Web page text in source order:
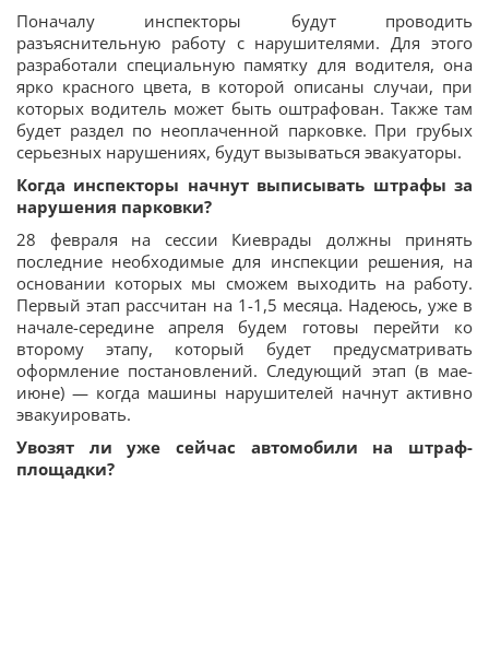
Поначалу инспекторы будут проводить
разъяснительную работу с нарушителями. Для этого
разработали специальную памятку для водителя, она
ярко красного цвета, в которой описаны случаи, при
которых водитель может быть оштрафован. Также там
будет раздел по неоплаченной парковке. При грубых
серьезных нарушениях, будут вызываться эвакуаторы.
Когда инспекторы начнут выписывать штрафы за
нарушения парковки?
28 февраля на сессии Киеврады должны принять
последние необходимые для инспекции решения, на
основании которых мы сможем выходить на работу.
Первый этап рассчитан на 1-1,5 месяца. Надеюсь, уже в
начале-середине апреля будем готовы перейти ко
второму этапу, который будет предусматривать
оформление постановлений. Следующий этап (в мае-
июне) — когда машины нарушителей начнут активно
эвакуировать.
Увозят ли уже сейчас автомобили на штраф-
площадки?